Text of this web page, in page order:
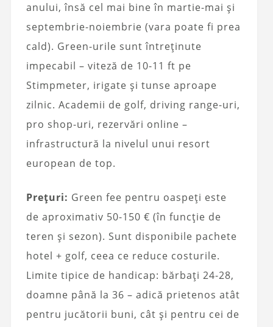
anului, însă cel mai bine în martie-mai și
septembrie-noiembrie (vara poate fi prea
cald). Green-urile sunt întreținute
impecabil – viteză de 10-11 ft pe
Stimpmeter, irigate și tunse aproape
zilnic. Academii de golf, driving range-uri,
pro shop-uri, rezervări online –
infrastructură la nivelul unui resort
european de top.
Prețuri: Green fee pentru oaspeți este
de aproximativ 50-150 € (în funcție de
teren și sezon). Sunt disponibile pachete
hotel + golf, ceea ce reduce costurile.
Limite tipice de handicap: bărbați 24-28,
doamne până la 36 – adică prietenos atât
pentru jucătorii buni, cât și pentru cei de